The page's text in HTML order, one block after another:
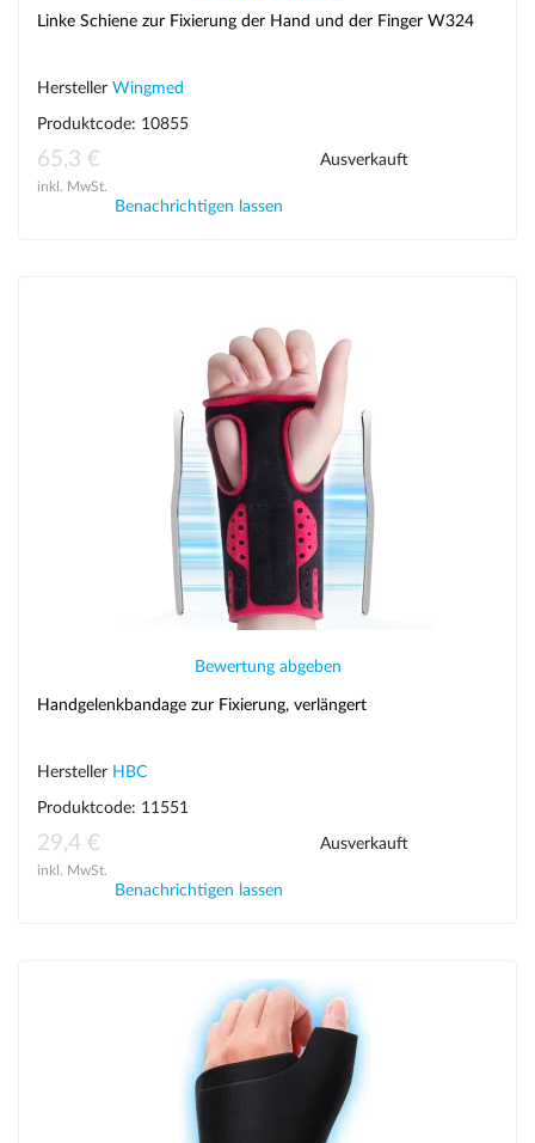
Linke Schiene zur Fixierung der Hand und der Finger W324
Hersteller Wingmed
Produktcode: 10855
65,3 €
inkl. MwSt.
Ausverkauft
Benachrichtigen lassen
Bewertung abgeben
Handgelenkbandage zur Fixierung, verlängert
Hersteller HBC
Produktcode: 11551
29,4 €
inkl. MwSt.
Ausverkauft
Benachrichtigen lassen